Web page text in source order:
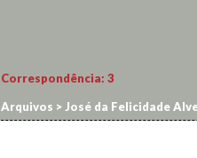
Correspondência: 3
Arquivos > José da Felicidade